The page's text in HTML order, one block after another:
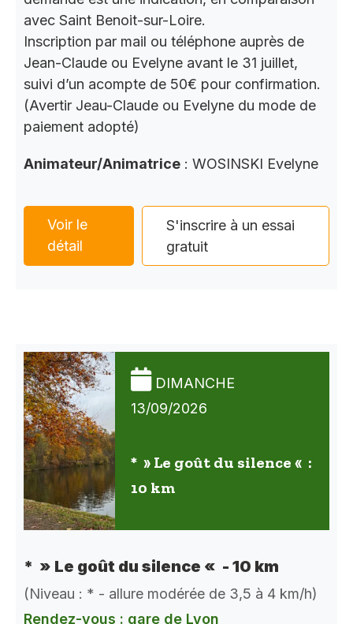
avec Saint Benoit-sur-Loire.
Inscription par mail ou téléphone auprès de
Jean-Claude ou Evelyne avant le 31 juillet,
suivi d’un acompte de 50€ pour confirmation.
(Avertir Jeau-Claude ou Evelyne du mode de
paiement adopté)
Animateur/Animatrice : WOSINSKI Evelyne
Voir le
détail
S'inscrire à un essai
gratuit
DIMANCHE
13/09/2026
* » Le goût du silence « :
10 km
* » Le goût du silence « - 10 km
(Niveau : * - allure modérée de 3,5 à 4 km/h)
Rendez-vous : gare de Lyon